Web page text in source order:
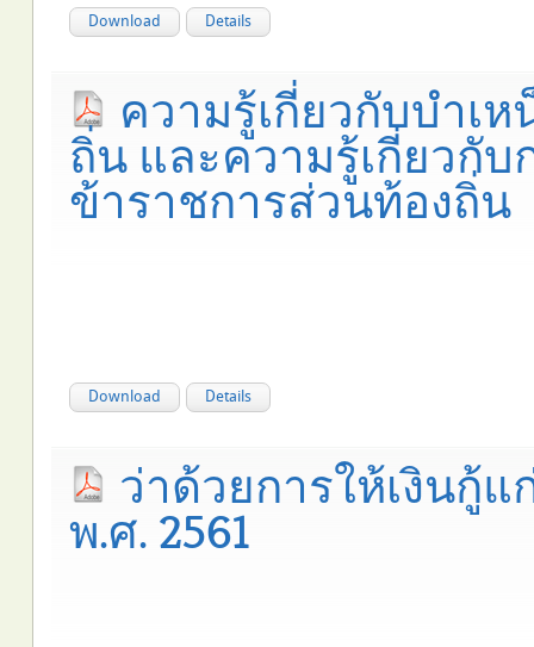
Download Details
ความรู้เกี่ยวกับบำเ
ถิ่น และความรู้เกี่ยวกั
ข้าราชการส่วนท้องถิ่น
Download Details
ว่าด้วยการให้เงินกู้
พ.ศ. 2561